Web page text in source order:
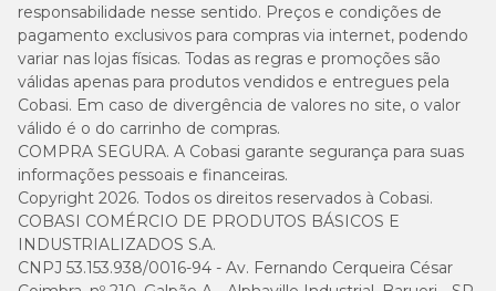
responsabilidade nesse sentido. Preços e condições de
pagamento exclusivos para compras via internet, podendo
variar nas lojas físicas. Todas as regras e promoções são
válidas apenas para produtos vendidos e entregues pela
Cobasi. Em caso de divergência de valores no site, o valor
válido é o do carrinho de compras.
COMPRA SEGURA. A Cobasi garante segurança para suas
informações pessoais e financeiras.
Copyright 2026. Todos os direitos reservados à Cobasi.
COBASI COMÉRCIO DE PRODUTOS BÁSICOS E
INDUSTRIALIZADOS S.A.
CNPJ 53.153.938/0016-94 - Av. Fernando Cerqueira César